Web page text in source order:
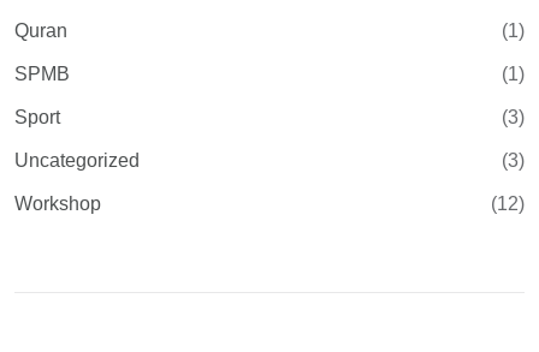
Quran (1)
SPMB (1)
Sport (3)
Uncategorized (3)
Workshop (12)